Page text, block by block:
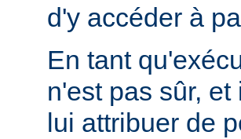
d'y accéder à
En tant
n'est pas sûr,
lui attribuer de